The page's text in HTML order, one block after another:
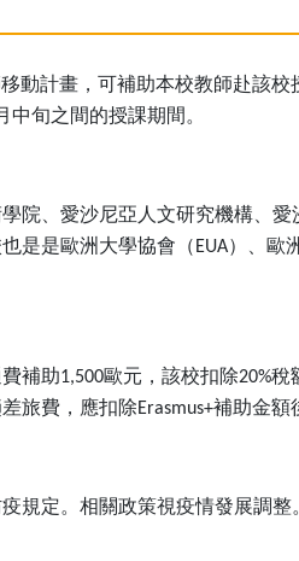
動計畫，可補助本校教師赴該校
中旬之間的授課期間。
院、愛沙尼亞人文研究機構、
是是歐洲大學協會（EUA）、歐
補助1,500歐元，該校扣除20%稅
旅費，應扣除Erasmus+補助金額
規定。相關政策視疫情發展調整